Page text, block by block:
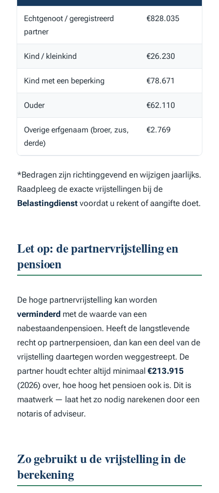
Echtgenoot / geregistreerd
partner
€828.035
Kind / kleinkind €26.230
Kind met een beperking €78.671
Ouder €62.110
Overige erfgenaam (broer, zus,
derde)
€2.769
*Bedragen zijn richtinggevend en wijzigen jaarlijks.
Raadpleeg de exacte vrijstellingen bij de
Belastingdienstvoordat u rekent of aangifte doet.
Let op: de partnervrijstelling en
pensioen
De hoge partnervrijstelling kan worden
verminderdmet de waarde van een
nabestaandenpensioen. Heeft de langstlevende
recht op partnerpensioen, dan kan een deel van de
vrijstelling daartegen worden weggestreept. De
partner houdt echter altijd minimaal €213.915
(2026) over, hoe hoog het pensioen ook is. Dit is
maatwerk — laat het zo nodig narekenen door een
notaris of adviseur.
Zo gebruikt u de vrijstelling in de
berekening